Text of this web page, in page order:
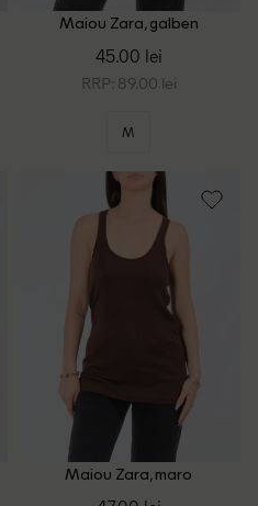
Maiou Zara, galben
45.00 lei
RRP: 89.00 lei
M
Maiou Zara, maro